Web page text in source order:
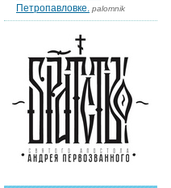
Петропавловке. palomnik